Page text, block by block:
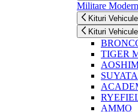
Militare
Kituri
Kituri
TIGER
SUYATA
AMMO